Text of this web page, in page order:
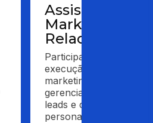
Assistente de
Marketing de
Participa do
execução de
marketing e
gerenciando o
leads e clientes de
personalizada.